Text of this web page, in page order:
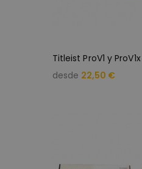
desde 22,50 €